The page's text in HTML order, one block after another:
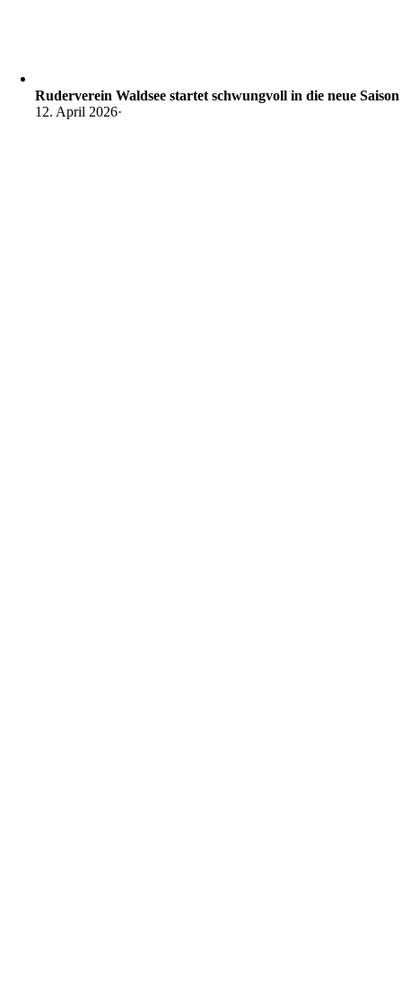
Ruderverein Waldsee startet schwungvoll in die neue Saison
12. April 2026·